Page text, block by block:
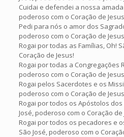
Cuidai e defendei a nossa amada
poderoso com o Coração de
Pedi para nós o amor dos
poderoso com o Coração de
Rogai por todas as Famílias, Oh!
Coração de Jesus!
Rogai por todas a Congregações
poderoso com o Coração de
Rogai pelos Sacerdotes e os
poderoso com o Coração de
Rogai por todos os Apóstolos dos
José, poderoso com o Coração de
Rogai por todos os pecadores e
São José, poderoso com o